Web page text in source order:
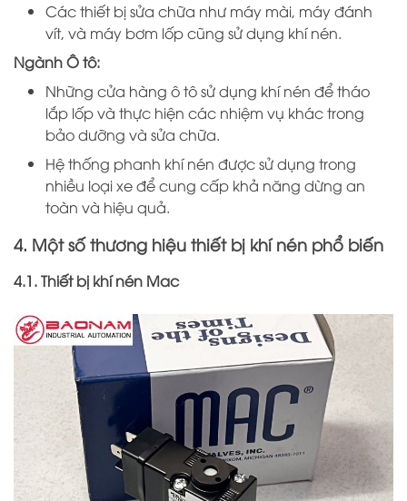
Các thiết bị sửa chữa như máy mài, máy đánh
vít, và máy bơm lốp cũng sử dụng khí nén.
Ngành Ô tô:
Những cửa hàng ô tô sử dụng khí nén để tháo
lắp lốp và thực hiện các nhiệm vụ khác trong
bảo dưỡng và sửa chữa.
Hệ thống phanh khí nén được sử dụng trong
nhiều loại xe để cung cấp khả năng dừng an
toàn và hiệu quả.
4. Một số thương hiệu thiết bị khí nén phổ biến
4.1. Thiết bị khí nén Mac